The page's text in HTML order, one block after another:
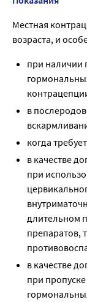
Местная
возраста, и
при наличии
в
когда
в качестве
при
длительном
препаратов,
в качестве
при